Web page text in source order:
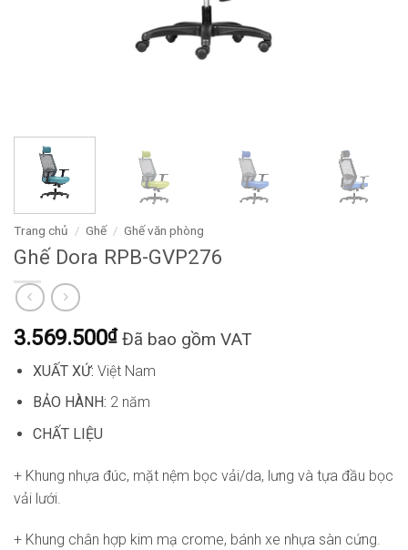
Trang chủ / Ghế / Ghế văn phòng
Ghế Dora RPB-GVP276
3.569.500₫ Đã bao gồm VAT
XUẤT XỨ: Việt Nam
BẢO HÀNH: 2 năm
CHẤT LIỆU
+ Khung nhựa đúc, mặt nệm bọc vải/da, lưng và tựa đầu bọc
vải lưới.
+ Khung chân hợp kim mạ crome, bánh xe nhựa sàn cứng.